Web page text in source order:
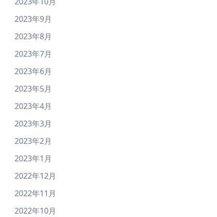
2023年9月
2023年8月
2023年7月
2023年6月
2023年5月
2023年4月
2023年3月
2023年2月
2023年1月
2022年12月
2022年11月
2022年10月